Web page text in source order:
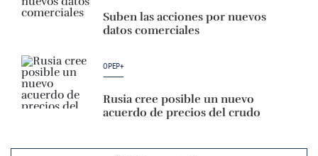
Suben las acciones por nuevos
datos comerciales
OPEP+
Rusia cree posible un nuevo
acuerdo de precios del crudo